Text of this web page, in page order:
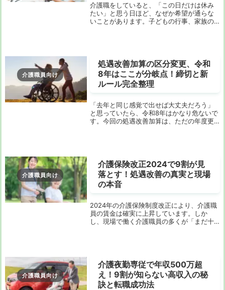
介護職をしていると、「この日だけは休み
たい」と思う日ほど、なぜか希望が通らな
いことがあります。子どもの行事、家族の
介護職員向け
処遇改善加算の区分変更、令和
8年はここが分岐点！締切と新
ルール完全整理
「去年と同じ感覚で出せば大丈夫だろう」
と思っていたら、令和8年はかなり危ないで
す。今回の処遇改善加算は、ただの年度更
介護職員向け
介護保険改正2024で9割が見
落とす！処遇改善の真実と現場
の本音
2024年の介護保険制度改正により、介護職
員の賃金は確実に上昇しています。しか
し、現場で働く介護職員の多くが「まだ十
介護職員向け
介護夜勤専従で年収500万超
え！9割が知らない高収入の秘
訣と転職成功法